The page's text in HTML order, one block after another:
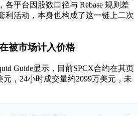
各平台因股数口径与 Rebase 规则差
利活动，本身也构成了这一链上二次
被市场计入价格
Guide显示，目前SPCX合约在其页
元，24小时成交量约2099万美元，未